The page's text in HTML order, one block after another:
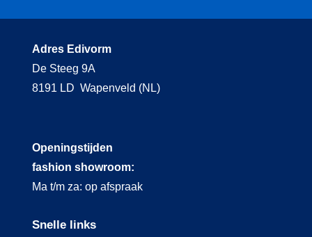
Adres Edivorm
De Steeg 9A
8191 LD Wapenveld (NL)
Openingstijden
fashion showroom:
Ma t/m za: op afspraak
Snelle links